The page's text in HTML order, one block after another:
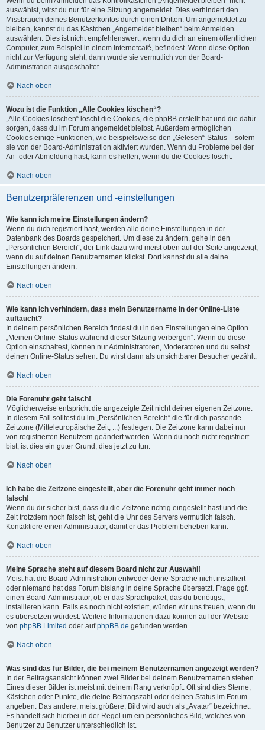
auswählst, wirst du nur für eine Sitzung angemeldet. Dies verhindert den
Missbrauch deines Benutzerkontos durch einen Dritten. Um angemeldet zu
bleiben, kannst du das Kästchen „Angemeldet bleiben“ beim Anmelden
auswählen. Dies ist nicht empfehlenswert, wenn du dich an einem öffentlichen
Computer, zum Beispiel in einem Internetcafé, befindest. Wenn diese Option
nicht zur Verfügung steht, dann wurde sie vermutlich von der Board-
Administration ausgeschaltet.
Nach oben
Wozu ist die Funktion „Alle Cookies löschen“?
„Alle Cookies löschen“ löscht die Cookies, die phpBB erstellt hat und die dafür
sorgen, dass du im Forum angemeldet bleibst. Außerdem ermöglichen
Cookies einige Funktionen, wie beispielsweise den „Gelesen“-Status – sofern
sie von der Board-Administration aktiviert wurden. Wenn du Probleme bei der
An- oder Abmeldung hast, kann es helfen, wenn du die Cookies löscht.
Nach oben
Benutzerpräferenzen und -einstellungen
Wie kann ich meine Einstellungen ändern?
Wenn du dich registriert hast, werden alle deine Einstellungen in der
Datenbank des Boards gespeichert. Um diese zu ändern, gehe in den
„Persönlichen Bereich“; der Link dazu wird meist oben auf der Seite angezeigt,
wenn du auf deinen Benutzernamen klickst. Dort kannst du alle deine
Einstellungen ändern.
Nach oben
Wie kann ich verhindern, dass mein Benutzername in der Online-Liste
auftaucht?
In deinem persönlichen Bereich findest du in den Einstellungen eine Option
„Meinen Online-Status während dieser Sitzung verbergen“. Wenn du diese
Option einschaltest, können nur Administratoren, Moderatoren und du selbst
deinen Online-Status sehen. Du wirst dann als unsichtbarer Besucher gezählt.
Nach oben
Die Forenuhr geht falsch!
Möglicherweise entspricht die angezeigte Zeit nicht deiner eigenen Zeitzone.
In diesem Fall solltest du im „Persönlichen Bereich“ die für dich passende
Zeitzone (Mitteleuropäische Zeit, ...) festlegen. Die Zeitzone kann dabei nur
von registrierten Benutzern geändert werden. Wenn du noch nicht registriert
bist, ist dies ein guter Grund, dies jetzt zu tun.
Nach oben
Ich habe die Zeitzone eingestellt, aber die Forenuhr geht immer noch
falsch!
Wenn du dir sicher bist, dass du die Zeitzone richtig eingestellt hast und die
Zeit trotzdem noch falsch ist, geht die Uhr des Servers vermutlich falsch.
Kontaktiere einen Administrator, damit er das Problem beheben kann.
Nach oben
Meine Sprache steht auf diesem Board nicht zur Auswahl!
Meist hat die Board-Administration entweder deine Sprache nicht installiert
oder niemand hat das Forum bislang in deine Sprache übersetzt. Frage ggf.
einen Board-Administrator, ob er das Sprachpaket, das du benötigst,
installieren kann. Falls es noch nicht existiert, würden wir uns freuen, wenn du
es übersetzen würdest. Weitere Informationen dazu können auf der Website
von phpBB Limited oder aufphpBB.de gefunden werden.
Nach oben
Was sind das für Bilder, die bei meinem Benutzernamen angezeigt werden?
In der Beitragsansicht können zwei Bilder bei deinem Benutzernamen stehen.
Eines dieser Bilder ist meist mit deinem Rang verknüpft: Oft sind dies Sterne,
Kästchen oder Punkte, die deine Beitragszahl oder deinen Status im Forum
angeben. Das andere, meist größere, Bild wird auch als „Avatar“ bezeichnet.
Es handelt sich hierbei in der Regel um ein persönliches Bild, welches von
Benutzer zu Benutzer unterschiedlich ist.